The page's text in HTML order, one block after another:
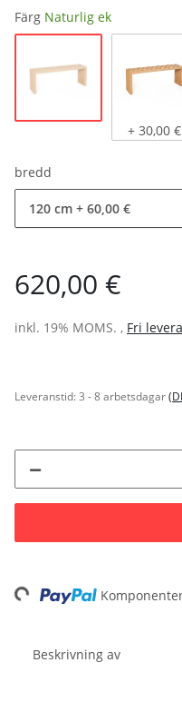
Färg Naturlig ek
Ljus ek,
+ 30,00 €
bredd
120 cm + 60,00 €
620,00 €
inkl. 19% MOMS. , Fri
Leveranstid:3 - 8 arbetsdagar
Beskrivning av